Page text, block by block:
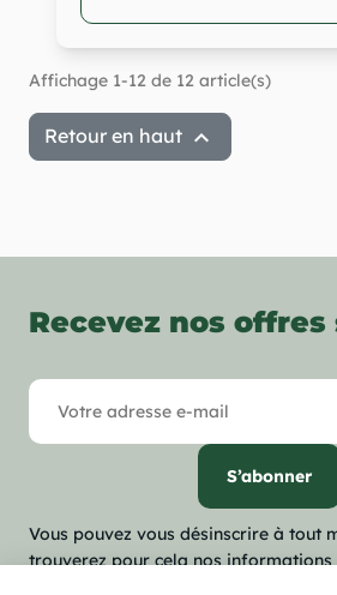
Affichage 1-12 de 12 article(s)
Retour en haut 
Recevez nos offres
Vous pouvez vous désinscrire à tout
trouverez pour cela nos informations